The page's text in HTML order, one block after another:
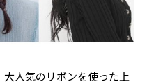
人気のリボンを使った上